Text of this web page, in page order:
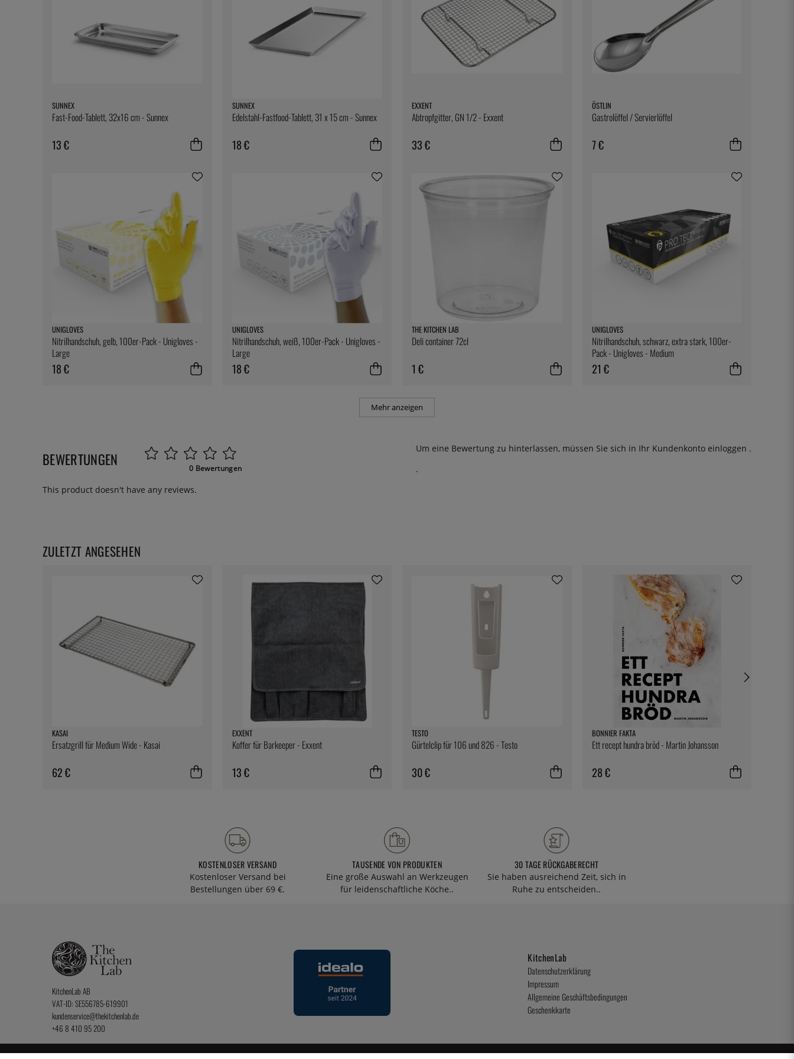
SUNNEX
Fast-Food-Tablett, 32x16 cm - Sunnex
13 €
SUNNEX
Edelstahl-Fastfood-Tablett, 31 x 15 cm - Sunnex
18 €
EXXENT
Abtropfgitter, GN 1/2 - Exxent
33 €
ÖSTLIN
Gastrolöffel / Servierlöffel
7 €
UNIGLOVES
Nitrilhandschuh, gelb, 100er-Pack - Unigloves -
Large
18 €
UNIGLOVES
Nitrilhandschuh, weiß, 100er-Pack - Unigloves -
Large
18 €
THE KITCHEN LAB
Deli container 72cl
1 €
UNIGLOVES
Nitrilhandschuh, schwarz, extra stark, 100er-
Pack - Unigloves - Medium
21 €
Mehr anzeigen
BEWERTUNGEN 0 Bewertungen
Um eine Bewertung zu hinterlassen, müssen Sie sich in Ihr Kundenkonto einloggen .
.
This product doesn't have any reviews.
ZULETZT ANGESEHEN
KASAI
Ersatzgrill für Medium Wide - Kasai
62 €
EXXENT
Koffer für Barkeeper - Exxent
13 €
TESTO
Gürtelclip für 106 und 826 - Testo
30 €
BONNIER FAKTA
Ett recept hundra bröd - Martin Johansson
28 €
KOSTENLOSER VERSAND
Kostenloser Versand bei
Bestellungen über 69 €.
TAUSENDE VON PRODUKTEN
Eine große Auswahl an Werkzeugen
für leidenschaftliche Köche..
30 TAGE RÜCKGABERECHT
Sie haben ausreichend Zeit, sich in
Ruhe zu entscheiden..
KitchenLab AB
VAT-ID: SE556785-619901
kundenservice@thekitchenlab.de
+46 8 410 95 200
KitchenLab
Datenschutzerklärung
Impressum
Allgemeine Geschäftsbedingungen
Geschenkkarte